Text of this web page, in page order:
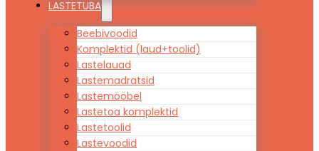
LASTETUBA
Beebivoodid
Komplektid (laud+toolid)
Lastelauad
Lastemadratsid
Lastemööbel
Lastetoa komplektid
Lastetoolid
Lastevoodid